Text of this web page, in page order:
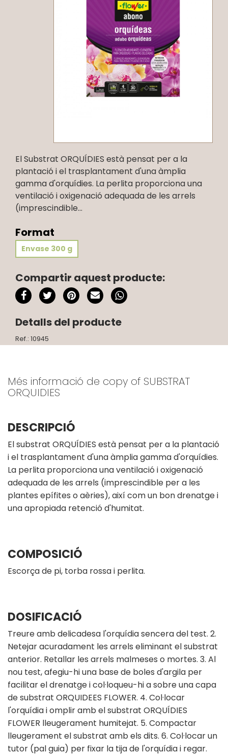
El Substrat ORQUÍDIES està pensat per a la
plantació i el trasplantament d'una àmplia
gamma d'orquídies. La perlita proporciona una
ventilació i oxigenació adequada de les arrels
(imprescindible...
Format
Envase 300 g
Compartir aquest producte:
Detalls del producte
Ref.: 10945
Més informació de copy of SUBSTRAT
ORQUIDIES
DESCRIPCIÓ
El substrat ORQUÍDIES està pensat per a la plantació
i el trasplantament d'una àmplia gamma d'orquídies.
La perlita proporciona una ventilació i oxigenació
adequada de les arrels (imprescindible per a les
plantes epífites o aèries), així com un bon drenatge i
una apropiada retenció d'humitat.
COMPOSICIÓ
Escorça de pi, torba rossa i perlita.
DOSIFICACIÓ
Treure amb delicadesa l'orquídia sencera del test. 2.
Netejar acuradament les arrels eliminant el substrat
anterior. Retallar les arrels malmeses o mortes. 3. Al
nou test, afegiu-hi una base de boles d'argila per
facilitar el drenatge i col·loqueu-hi a sobre una capa
de substrat ORQUIDEES FLOWER. 4. Col·locar
l'orquídia i omplir amb el substrat ORQUÍDIES
FLOWER lleugerament humitejat. 5. Compactar
lleugerament el substrat amb els dits. 6. Col·locar un
tutor (pal guia) per fixar la tija de l'orquídia i regar.